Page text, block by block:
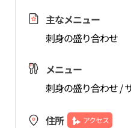
主なメニュー
刺身の盛り合わせ
メニュー
刺身の盛り合わせ /
住所 アクセス